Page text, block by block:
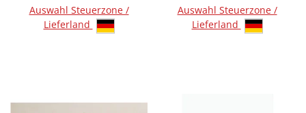
Auswahl Steuerzone /
Lieferland
Auswahl Steuerzone /
Lieferland